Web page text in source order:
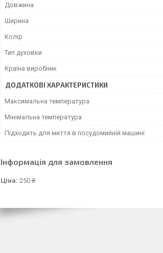
Довжина
Ширина
Колір
Тип духовки
Країна виробник
ДОДАТКОВІ ХАРАКТЕРИСТИКИ
Максимальна температура
Мінімальна температура
Підходить для миття в посудомийній машині
Інформація для замовлення
Ціна: 250 ₴